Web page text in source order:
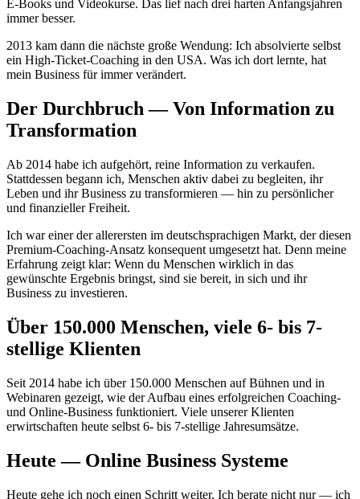
E-Books und Videokurse. Das lief nach drei harten Anfangsjahren
immer besser.
2013 kam dann die nächste große Wendung: Ich absolvierte selbst
ein High-Ticket-Coaching in den USA. Was ich dort lernte, hat
mein Business für immer verändert.
Der Durchbruch — Von Information zu
Transformation
Ab 2014 habe ich aufgehört, reine Information zu verkaufen.
Stattdessen begann ich, Menschen aktiv dabei zu begleiten, ihr
Leben und ihr Business zu transformieren — hin zu persönlicher
und finanzieller Freiheit.
Ich war einer der allerersten im deutschsprachigen Markt, der diesen
Premium-Coaching-Ansatz konsequent umgesetzt hat. Denn meine
Erfahrung zeigt klar: Wenn du Menschen wirklich in das
gewünschte Ergebnis bringst, sind sie bereit, in sich und ihr
Business zu investieren.
Über 150.000 Menschen, viele 6- bis 7-
stellige Klienten
Seit 2014 habe ich über 150.000 Menschen auf Bühnen und in
Webinaren gezeigt, wie der Aufbau eines erfolgreichen Coaching-
und Online-Business funktioniert. Viele unserer Klienten
erwirtschaften heute selbst 6- bis 7-stellige Jahresumsätze.
Heute — Online Business Systeme
Heute gehe ich noch einen Schritt weiter. Ich berate nicht nur — ich